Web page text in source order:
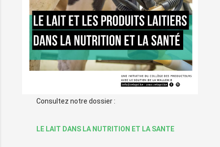
Consultez notre dossier :
LE LAIT DANS LA NUTRITION ET LA SANTE